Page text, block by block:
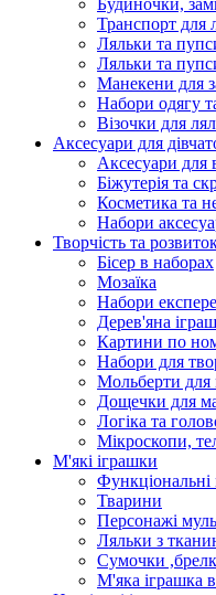
Будиночки,
Транспорт для
Ляльки та
Ляльки та
Манекени для
Набори одягу
Візочки для
Аксесуари для
Аксесуари для
Біжутерія та
Косметика та
Набори
Творчість та
Бісер в наборах
Мозаїка
Набори
Дерев'яна
Картини по
Набори для
Мольберти
Дощечки для
Логіка та
Мікроскопи,
М'які іграшки
Функціональні
Тварини
Персонажі
Ляльки з
Сумочки
М'яка іграшка в